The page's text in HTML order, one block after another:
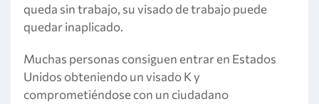
queda sin trabajo, su visado de trabajo puede
quedar inaplicado.
Muchas personas consiguen entrar en Estados
Unidos obteniendo un visado K y
comprometiéndose con un ciudadano